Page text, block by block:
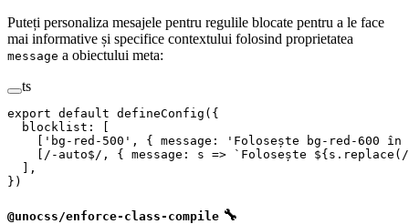
Puteți personaliza mesajele pentru regulile blocate pentru a le face
mai informative și specifice contextului folosind proprietatea
message a obiectului meta:
ts
export default defineConfig ({
  blocklist
: [
    [
' bg-red-500 ' , { message : ' Folosește bg-red-600 în
    [
/ -auto$ / , { message : s => ` Folosește ${s . replace ( /
  ],
})
@unocss/enforce-class-compile 🔧